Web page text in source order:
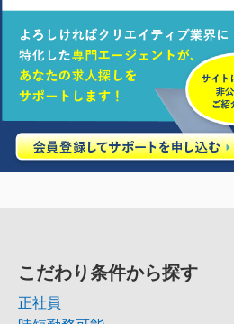
こだわり条件から探す
正社員